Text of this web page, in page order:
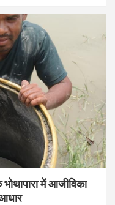
में आजीविका